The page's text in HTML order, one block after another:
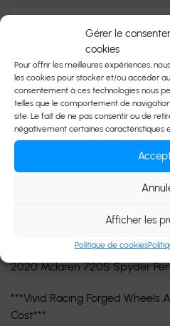
Gérer le
cookies
Pour offrir les meilleures expériences,
les cookies pour stocker et/ou accéder
consentement à ces technologies nous
telles que le comportement de
site. Le fait de ne pas consentir ou de
négativement certaines caractéristiques
Afficher les
Politique de cookies
CARBURANT :
COULEUR EXTÉRIEUR :
PORTES : 2
COULEUR INTÉRIEUR:
2
2020 Mclaren 720S Spyder
***Vivid Racing Forged Wheels
Cost***